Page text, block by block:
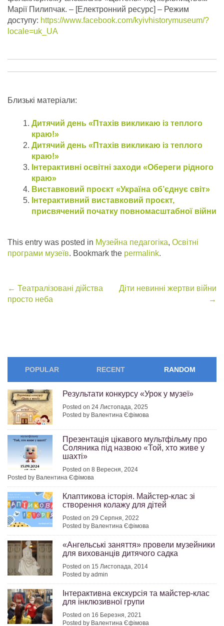
Марії Пилипчак. – [Електронний ресурс] – Режим
доступу: https://www.facebook.com/kyivhistorymuseum/?
locale=uk_UA
Близькі матеріали:
Дитячий день «Птахів викликаю із теплого
краю!»
Дитячий день «Птахів викликаю із теплого
краю!»
Інтерактивні освітні заходи «Обереги рідного
краю»
Виставковий проєкт «Україна об’єднує світ»
Інтерактивний виставковий проєкт,
присвячений початку повномасштабної війни
This entry was posted in Музейна педагогіка, Освітні
програми музеїв. Bookmark the permalink.
Post
← Театралізовані дійства
просто неба
Діти невинні жертви війни
→
POPULAR RECENT RANDOM
Результати конкурсу «Урок у музеї»
Posted on 24 Листопада, 2025
Posted by Валентина Єфімова
Презентація цікавого мультфільму про
Соляника під назвою «Той, хто живе у
шахті»
Posted on 8 Вересня, 2024
Posted by Валентина Єфімова
Клаптикова історія. Майстер-клас зі
створення колажу для дітей
Posted on 29 Серпня, 2022
Posted by Валентина Єфімова
«Ангельські заняття» провели музейники
для вихованців дитячого садка
Posted on 15 Листопада, 2014
Posted by admin
Інтерактивна екскурсія та майстер-клас
для інклюзивної групи
Posted on 16 Березня, 2021
Posted by Валентина Єфімова